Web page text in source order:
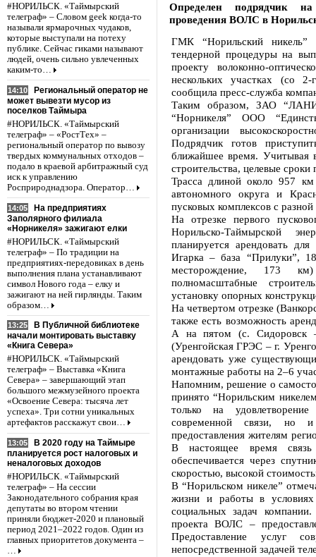
#НОРИЛЬСК. «Таймырский
телеграф» – Словом geek когда-то
называли ярмарочных чудаков,
которые выступали на потеху
публике. Сейчас гиками называют
людей, очень сильно увлеченных
каким-то…
14:10
Региональный оператор не
может вывезти мусор из
поселков Таймыра
#НОРИЛЬСК. «Таймырский
телеграф» – «РостТех» –
региональный оператор по вывозу
твердых коммунальных отходов –
подало в краевой арбитражный суд
иск к управлению
Росприроднадзора. Оператор…
14:05
На предприятиях
Заполярного филиала
«Норникеля» зажигают елки
#НОРИЛЬСК. «Таймырский
телеграф» – По традиции на
предприятиях-передовиках в день
выполнения плана устанавливают
символ Нового года – елку и
зажигают на ней гирлянды. Таким
образом…
13:25
В Публичной библиотеке
начали монтировать выставку
«Книга Севера»
#НОРИЛЬСК. «Таймырский
телеграф» – Выставка «Книга
Севера» – завершающий этап
большого межмузейного проекта
«Освоение Севера: тысяча лет
успеха». Три сотни уникальных
артефактов расскажут свои…
13:05
В 2020 году на Таймыре
планируется рост налоговых и
неналоговых доходов
#НОРИЛЬСК. «Таймырский
телеграф» – На сессии
Законодательного собрания края
депутаты во втором чтении
приняли бюджет-2020 и плановый
период 2021–2022 годов. Один из
главных приоритетов документа –
…
Определен подрядчик
проведения ВОЛС в
ГМК “Норильский
тендерной процедуры на
проекту волоконно-
нескольких участках (со
сообщила пресс-служба
Таким образом, ЗАО
“Норникеля” ООО
организации
Подрядчик готов
ближайшее время. Учитывая
строительства, целевые
Трасса длиной около 957
автономного округа и
пусковых комплексов с
На отрезке первого
Норильско-Таймырской
планируется арендовать
Игарка – база “Прилуки”,
месторождение, 173 км)
полномасштабные
установку опорных
На четвертом отрезке
также есть возможность
А на пятом (с. Сидоровск
(Уренгойская ГРЭС – г.
арендовать уже
монтажные работы на 2–6
Напомним, решение о
принято “Норильским
только на
современной связи, но и
предоставления жителям
В настоящее время
обеспечивается через
скоростью, высокой
В “Норильском никеле”
жизни и работы в
социальных задач
проекта ВОЛС –
Предоставление услуг
непосредственной задачей